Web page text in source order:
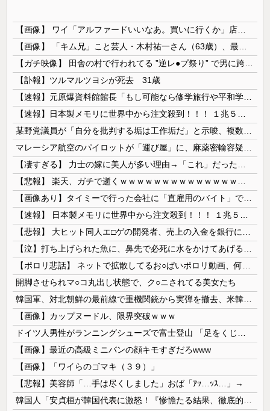
【訃報】ツルマルツヨシが死去 31歳
開脚させられマ○コ丸出し状態で、ク○ニされてる美女たち
【画像】カップヌードル、限界突破ｗｗｗ
【画像】最近の高級ミニバンの顔キモすぎだろwww
【画像】「ワイらのゴマキ（３９）」
【悲報】美容師「…手は尽くしました」おば「ｱｯ…ｯｽ…」→